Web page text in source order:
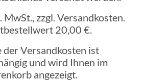
MwSt., zzgl. Versandkosten.
20,00 €.
der Versandkosten ist
und wird Ihnen im
angezeigt.